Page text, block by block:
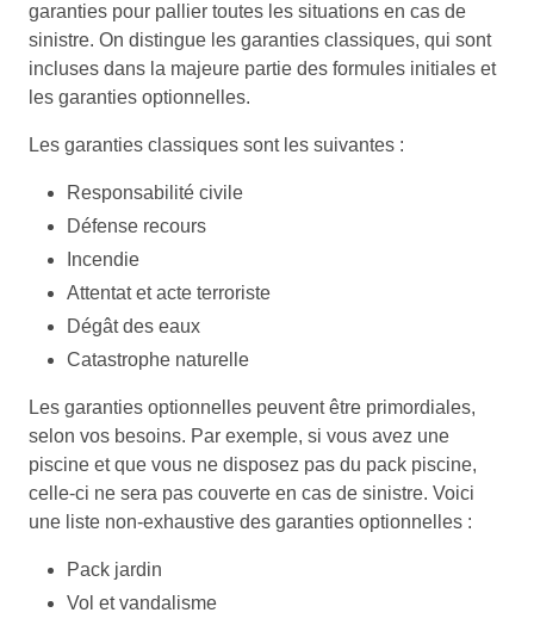
garanties pour pallier toutes les situations en cas de
sinistre. On distingue les garanties classiques, qui sont
incluses dans la majeure partie des formules initiales et
les garanties optionnelles.
Les garanties classiques sont les suivantes :
Responsabilité civile
Défense recours
Incendie
Attentat et acte terroriste
Dégât des eaux
Catastrophe naturelle
Les garanties optionnelles peuvent être primordiales,
selon vos besoins. Par exemple, si vous avez une
piscine et que vous ne disposez pas du pack piscine,
celle-ci ne sera pas couverte en cas de sinistre. Voici
une liste non-exhaustive des garanties optionnelles :
Pack jardin
Vol et vandalisme